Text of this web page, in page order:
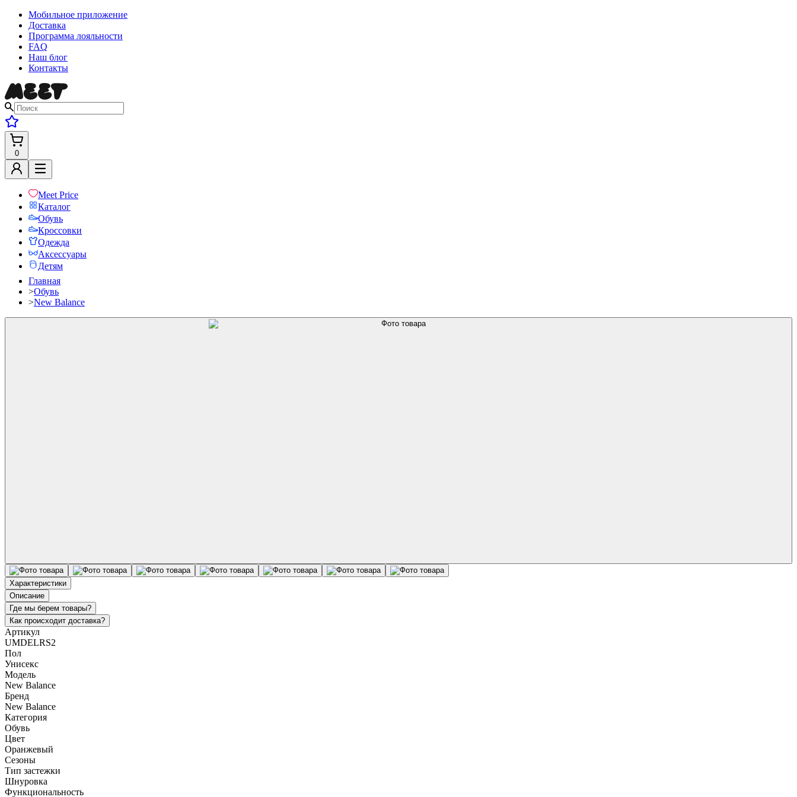
Мобильное приложение
Доставка
Программа лояльности
FAQ
Наш блог
Контакты
0
Meet Price
Каталог
Обувь
Кроссовки
Одежда
Аксессуары
Детям
Главная
>Обувь
>New Balance
Характеристики
Описание
Где мы берем товары?
Как происходит доставка?
Артикул
UMDELRS2
Пол
Унисекс
Модель
New Balance
Бренд
New Balance
Категория
Обувь
Цвет
Оранжевый
Сезоны
Тип застежки
Шнуровка
Функциональность